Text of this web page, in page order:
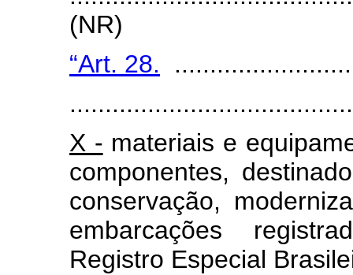
(NR)
“Art. 28.
X - materiais e
componentes,
conservação,
embarcações
Registro Especial